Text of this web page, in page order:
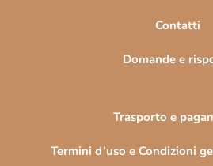
Contatti
Domande e
Trasporto e
Termini d’uso e Condizioni